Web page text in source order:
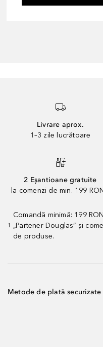
Livrare aprox.
1–3 zile lucrătoare
2 Eșantioane gratuite
la comenzi de min. 199
1
Comandă minimă: 199
„Partener Douglas” și
de produse.
Metode de plată securizate